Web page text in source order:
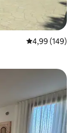
Évaluation
4,99 (149)